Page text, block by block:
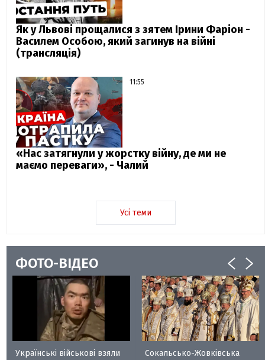
Як у Львові прощалися з зятем Ірини Фаріон -
Василем Особою, який загинув на війні
(трансляція)
11:55
«Нас затягнули у жорстку війну, де ми не
маємо переваги», - Чалий
Усі теми
ФОТО-ВІДЕО
Українські військові взяли
Сокальсько-Жовківська